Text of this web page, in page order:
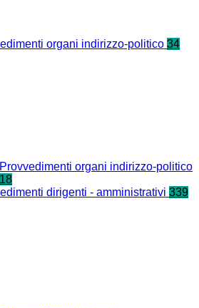
organi indirizzo-politico 34
Provvedimenti organi indirizzo-politico
18
dirigenti - amministrativi 339